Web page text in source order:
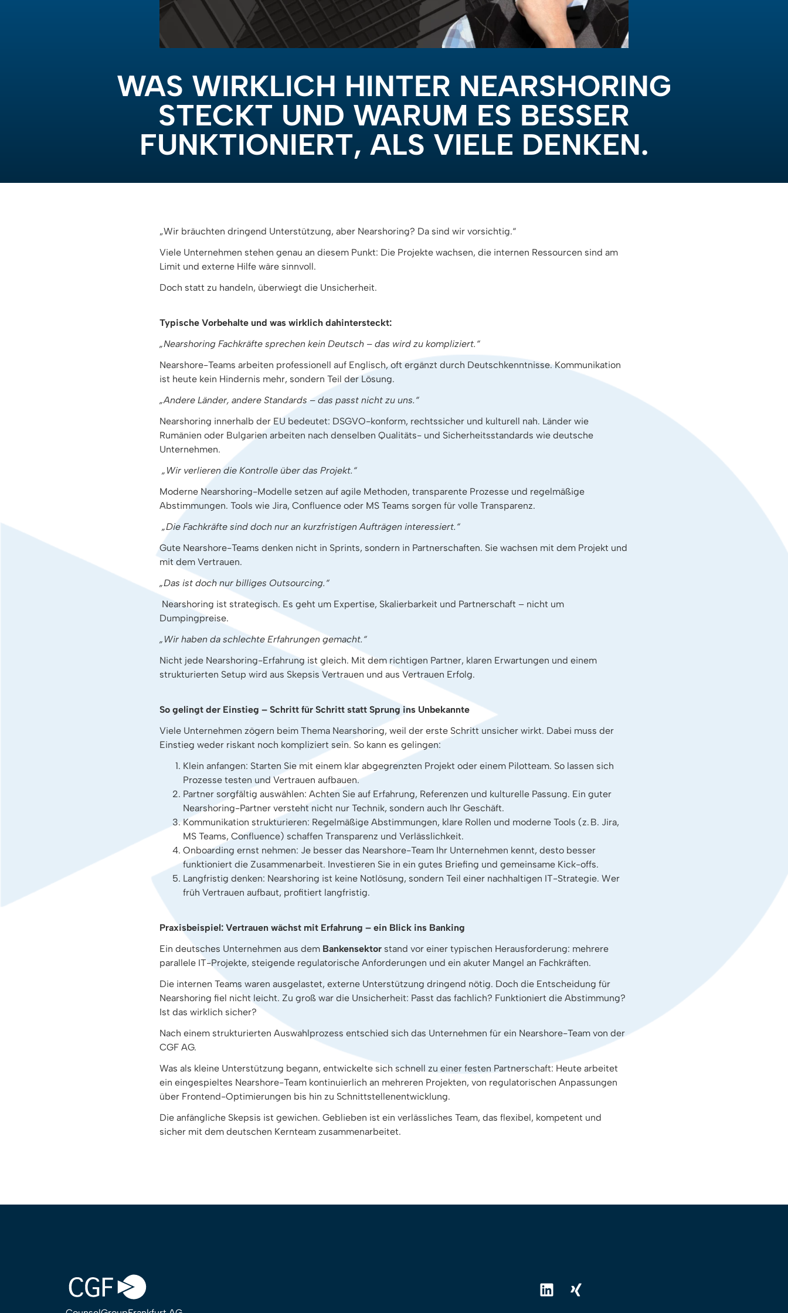
WAS WIRKLICH HINTER NEARSHORING
STECKT UND WARUM ES BESSER
FUNKTIONIERT, ALS VIELE DENKEN.
„Wir bräuchten dringend Unterstützung, aber Nearshoring? Da sind wir vorsichtig.“
Viele Unternehmen stehen genau an diesem Punkt: Die Projekte wachsen, die internen Ressourcen sind am
Limit und externe Hilfe wäre sinnvoll.
Doch statt zu handeln, überwiegt die Unsicherheit.
Typische Vorbehalte und was wirklich dahintersteckt:
„Nearshoring Fachkräfte sprechen kein Deutsch – das wird zu kompliziert.“
Nearshore-Teams arbeiten professionell auf Englisch, oft ergänzt durch Deutschkenntnisse. Kommunikation
ist heute kein Hindernis mehr, sondern Teil der Lösung.
„Andere Länder, andere Standards – das passt nicht zu uns.“
Nearshoring innerhalb der EU bedeutet: DSGVO-konform, rechtssicher und kulturell nah. Länder wie
Rumänien oder Bulgarien arbeiten nach denselben Qualitäts- und Sicherheitsstandards wie deutsche
Unternehmen.
„Wir verlieren die Kontrolle über das Projekt.“
Moderne Nearshoring-Modelle setzen auf agile Methoden, transparente Prozesse und regelmäßige
Abstimmungen. Tools wie Jira, Confluence oder MS Teams sorgen für volle Transparenz.
„Die Fachkräfte sind doch nur an kurzfristigen Aufträgen interessiert.“
Gute Nearshore-Teams denken nicht in Sprints, sondern in Partnerschaften. Sie wachsen mit dem Projekt und
mit dem Vertrauen.
„Das ist doch nur billiges Outsourcing.“
Nearshoring ist strategisch. Es geht um Expertise, Skalierbarkeit und Partnerschaft – nicht um
Dumpingpreise.
„Wir haben da schlechte Erfahrungen gemacht.“
Nicht jede Nearshoring-Erfahrung ist gleich. Mit dem richtigen Partner, klaren Erwartungen und einem
strukturierten Setup wird aus Skepsis Vertrauen und aus Vertrauen Erfolg.
So gelingt der Einstieg – Schritt für Schritt statt Sprung ins Unbekannte
Viele Unternehmen zögern beim Thema Nearshoring, weil der erste Schritt unsicher wirkt. Dabei muss der
Einstieg weder riskant noch kompliziert sein. So kann es gelingen:
Klein anfangen: Starten Sie mit einem klar abgegrenzten Projekt oder einem Pilotteam. So lassen sich
Prozesse testen und Vertrauen aufbauen.
Partner sorgfältig auswählen: Achten Sie auf Erfahrung, Referenzen und kulturelle Passung. Ein guter
Nearshoring-Partner versteht nicht nur Technik, sondern auch Ihr Geschäft.
Kommunikation strukturieren: Regelmäßige Abstimmungen, klare Rollen und moderne Tools (z. B. Jira,
MS Teams, Confluence) schaffen Transparenz und Verlässlichkeit.
Onboarding ernst nehmen: Je besser das Nearshore-Team Ihr Unternehmen kennt, desto besser
funktioniert die Zusammenarbeit. Investieren Sie in ein gutes Briefing und gemeinsame Kick-offs.
Langfristig denken: Nearshoring ist keine Notlösung, sondern Teil einer nachhaltigen IT-Strategie. Wer
früh Vertrauen aufbaut, profitiert langfristig.
Praxisbeispiel: Vertrauen wächst mit Erfahrung – ein Blick ins Banking
Ein deutsches Unternehmen aus dem Bankensektor stand vor einer typischen Herausforderung: mehrere
parallele IT-Projekte, steigende regulatorische Anforderungen und ein akuter Mangel an Fachkräften.
Die internen Teams waren ausgelastet, externe Unterstützung dringend nötig. Doch die Entscheidung für
Nearshoring fiel nicht leicht. Zu groß war die Unsicherheit: Passt das fachlich? Funktioniert die Abstimmung?
Ist das wirklich sicher?
Nach einem strukturierten Auswahlprozess entschied sich das Unternehmen für ein Nearshore-Team von der
CGF AG.
Was als kleine Unterstützung begann, entwickelte sich schnell zu einer festen Partnerschaft: Heute arbeitet
ein eingespieltes Nearshore-Team kontinuierlich an mehreren Projekten, von regulatorischen Anpassungen
über Frontend-Optimierungen bis hin zu Schnittstellenentwicklung.
Die anfängliche Skepsis ist gewichen. Geblieben ist ein verlässliches Team, das flexibel, kompetent und
sicher mit dem deutschen Kernteam zusammenarbeitet.